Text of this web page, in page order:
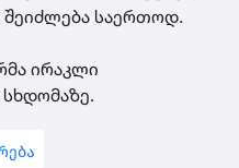
შეიძლება საერთოდ.
ირაკლი